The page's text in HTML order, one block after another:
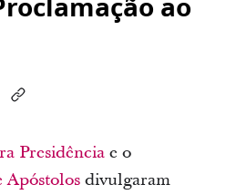
Presidênciae o
Apóstolosdivulgaram